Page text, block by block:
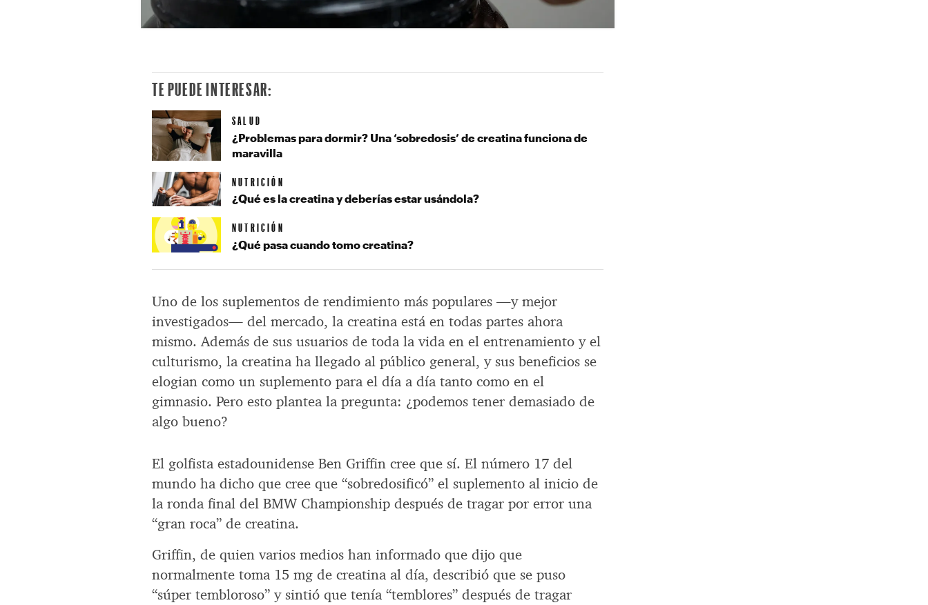
Uno de los suplementos de rendimiento más populares —y mejor
investigados— del mercado, la creatina está en todas partes ahora
mismo. Además de sus usuarios de toda la vida en el entrenamiento y el
culturismo, la creatina ha llegado al público general, y sus beneficios se
elogian como un suplemento para el día a día tanto como en el
gimnasio. Pero esto plantea la pregunta: ¿podemos tener demasiado de
algo bueno?
El golfista estadounidense Ben Griffin cree que sí. El número 17 del
mundo ha dicho que cree que “sobredosificó” el suplemento al inicio de
la ronda final del BMW Championship después de tragar por error una
“gran roca” de creatina.
Griffin, de quien varios medios han informado que dijo que
normalmente toma 15 mg de creatina al día, describió que se puso
“súper tembloroso” y sintió que tenía “temblores” después de tragar
TE PUEDE INTERESAR:
SALUD
¿Problemas para dormir? Una ‘sobredosis’ de creatina funciona de
maravilla
NUTRICIÓN
¿Qué es la creatina y deberías estar usándola?
NUTRICIÓN
¿Qué pasa cuando tomo creatina?